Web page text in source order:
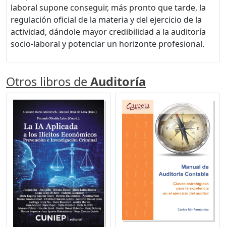
laboral supone conseguir, más pronto que tarde, la
regulación oficial de la materia y del ejercicio de la
actividad, dándole mayor credibilidad a la auditoría
socio-laboral y potenciar un horizonte profesional.
Otros libros de Auditoría